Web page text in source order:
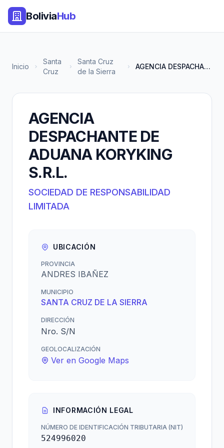
BoliviaHub
Inicio
Santa
Cruz
Santa Cruz
de la Sierra
AGENCIA DESPACHANTE DE ADUANA...
AGENCIA
DESPACHANTE DE
ADUANA KORYKING
S.R.L.
SOCIEDAD DE RESPONSABILIDAD
LIMITADA
UBICACIÓN
PROVINCIA
ANDRES IBAÑEZ
MUNICIPIO
SANTA CRUZ DE LA SIERRA
DIRECCIÓN
Nro. S/N
GEOLOCALIZACIÓN
Ver en Google Maps
INFORMACIÓN LEGAL
NÚMERO DE IDENTIFICACIÓN TRIBUTARIA (NIT)
524996020